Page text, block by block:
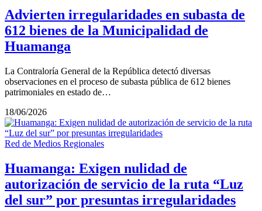
Advierten irregularidades en subasta de
612 bienes de la Municipalidad de
Huamanga
La Contraloría General de la República detectó diversas
observaciones en el proceso de subasta pública de 612 bienes
patrimoniales en estado de…
18/06/2026
Red de Medios Regionales
Huamanga: Exigen nulidad de
autorización de servicio de la ruta “Luz
del sur” por presuntas irregularidades